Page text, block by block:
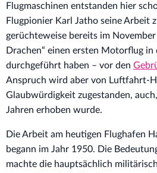
Flugmaschinen entstanden hier
Flugpionier Karl Jatho seine Arbeit
gerüchteweise bereits im
Drachen“ einen ersten Motorflug in
durchgeführt haben – vor den
Anspruch wird aber von Luftfahrt-
Glaubwürdigkeit zugestanden,
Jahren erhoben wurde.
Die Arbeit am heutigen Flughafen
begann im Jahr 1950. Die
machte die hauptsächlich